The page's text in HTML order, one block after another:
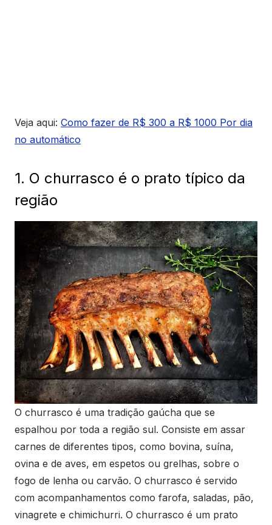
Veja aqui: Como fazer de R$ 300 a R$ 1000 Por dia
no automático
1. O churrasco é o prato típico da
região
O churrasco é uma tradição gaúcha que se
espalhou por toda a região sul. Consiste em assar
carnes de diferentes tipos, como bovina, suína,
ovina e de aves, em espetos ou grelhas, sobre o
fogo de lenha ou carvão. O churrasco é servido
com acompanhamentos como farofa, saladas, pão,
vinagrete e chimichurri. O churrasco é um prato